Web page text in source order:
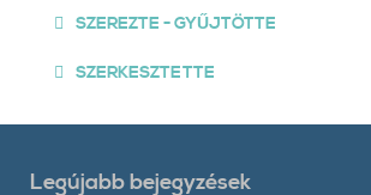
SZEREZTE - GYŰJTÖTTE
SZERKESZTETTE
Legújabb bejegyzések